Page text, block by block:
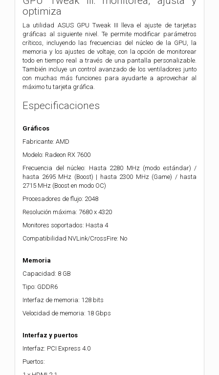
optimiza
La utilidad ASUS GPU Tweak III lleva el ajuste de tarjetas
gráficas al siguiente nivel. Te permite modificar parámetros
críticos, incluyendo las frecuencias del núcleo de la GPU, la
memoria y los ajustes de voltaje, con la opción de monitorear
todo en tiempo real a través de una pantalla personalizable.
También incluye un control avanzado de los ventiladores junto
con muchas más funciones para ayudarte a aprovechar al
máximo tu tarjeta gráfica.
Especificaciones
Gráficos
Fabricante: AMD
Modelo: Radeon RX 7600
Frecuencia del núcleo: Hasta 2280 MHz (modo estándar) /
hasta 2695 MHz (Boost) | hasta 2300 MHz (Game) / hasta
2715 MHz (Boost en modo OC)
Procesadores de flujo: 2048
Resolución máxima: 7680 x 4320
Monitores soportados: Hasta 4
Compatibilidad NVLink/CrossFire: No
Memoria
Capacidad: 8 GB
Tipo: GDDR6
Interfaz de memoria: 128 bits
Velocidad de memoria: 18 Gbps
Interfaz y puertos
Interfaz: PCI Express 4.0
Puertos: